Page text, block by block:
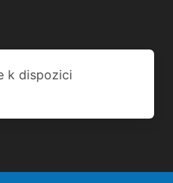
k dispozici